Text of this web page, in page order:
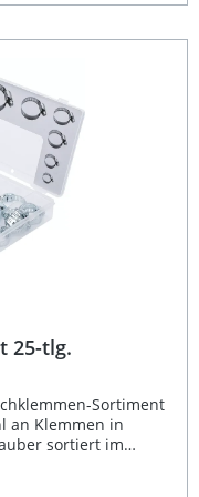
teiliger
für lange Haltbarkeit
geeignet
Entnahme Mit
Garage
14–16 mm
25-tlg.
Sortiment
an Klemmen in
sortiert im